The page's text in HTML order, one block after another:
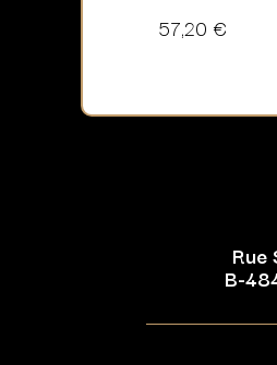
57,20 €
Rue
B-